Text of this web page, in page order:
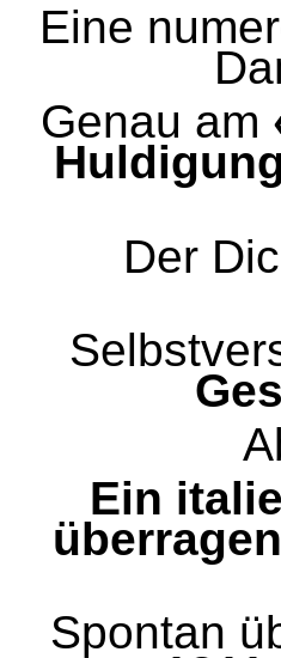
Eine
Genau am
Der
Ein
Spontan